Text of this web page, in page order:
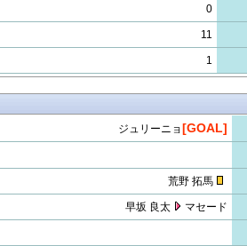
0
11
1
ジュリーニョ[GOAL]
荒野 拓馬
早坂 良太 マセード